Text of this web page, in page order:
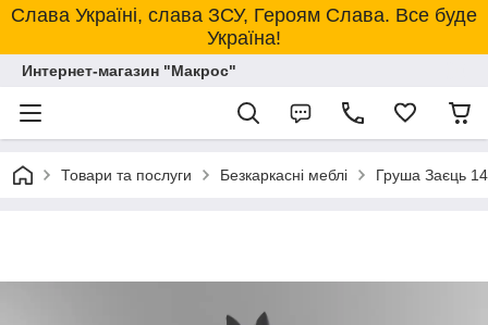
Слава Україні, слава ЗСУ, Героям Слава. Все буде
Україна!
Интернет-магазин "Макрос"
Товари та послуги Безкаркасні меблі Груша Заєць